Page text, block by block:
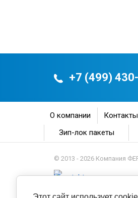
+7 (499)
О компании Контакты
Зип-лок пакеты
© 2013 - 2026 Компания